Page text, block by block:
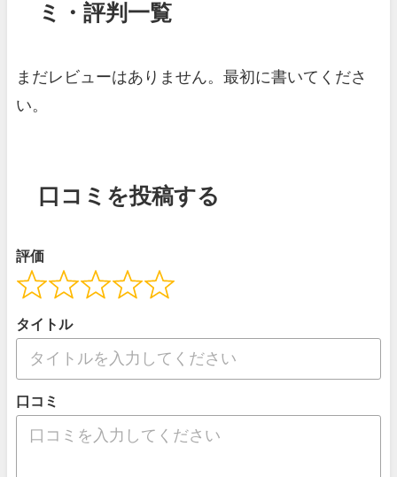
ミ・評判一覧
まだレビューはありません。最初に書いてくださ
い。
口コミを投稿する
評価
タイトル
口コミ